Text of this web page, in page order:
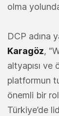
olma
DCP adına
Karagöz,
altyapısı
platformun
önemli bir
Türkiye’de